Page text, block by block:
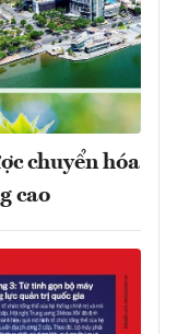
chuyển hóa
cao